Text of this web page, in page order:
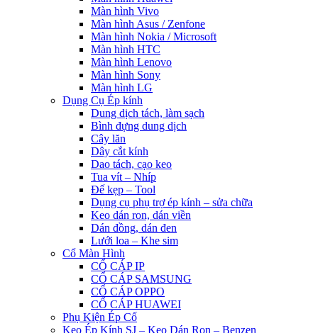
Màn hình Vivo
Màn hình Asus / Zenfone
Màn hình Nokia / Microsoft
Màn hình HTC
Màn hình Lenovo
Màn hình Sony
Màn hình LG
Dụng Cụ Ép kính
Dung dịch tách, làm sạch
Bình đựng dung dịch
Cây lăn
Dây cắt kính
Dao tách, cạo keo
Tua vít – Nhíp
Đế kẹp – Tool
Dụng cụ phụ trợ ép kính – sửa chữa
Keo dán ron, dán viền
Dán đồng, dán đen
Lưới loa – Khe sim
Cổ Màn Hình
CỔ CÁP IP
CỔ CÁP SAMSUNG
CỔ CÁP OPPO
CỔ CÁP HUAWEI
Phụ Kiện Ép Cố
Keo Ép Kính SJ – Keo Dán Ron – Benzen